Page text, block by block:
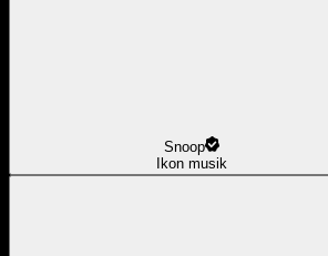
Snoop
Ikon musik